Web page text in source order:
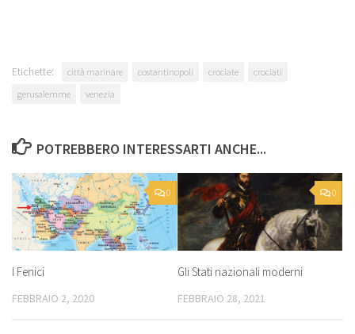
Etichette: città marinare costantinopoli crociate
crociati
gerusalemme
venezia
POTREBBERO INTERESSARTI ANCHE...
0
I Fenici
FEBBRAIO 2, 2020
0
Gli Stati nazionali moderni
FEBBRAIO 28, 2021